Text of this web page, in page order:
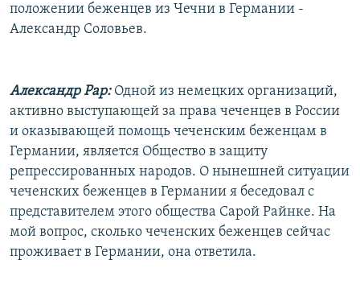
положении беженцев из Чечни в Германии -
Александр Соловьев.
Александр Рар:Одной из немецких организаций,
активно выступающей за права чеченцев в России
и оказывающей помощь чеченским беженцам в
Германии, является Общество в защиту
репрессированных народов. О нынешней ситуации
чеченских беженцев в Германии я беседовал с
представителем этого общества Сарой Райнке. На
мой вопрос, сколько чеченских беженцев сейчас
проживает в Германии, она ответила.